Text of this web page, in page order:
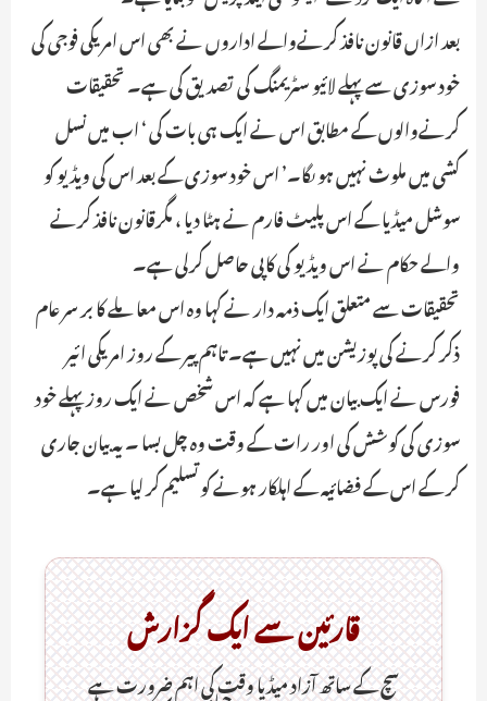
بعد ازاں قانون نافذ کرنےوالے اداروں نے بھی اس امریکی فوجی کی
خود سوزی سے پہلے لائیو سٹریمنگ کی تصدیق کی ہے۔ تحقیقات
کرنےوالوں کے مطابق اس نے ایک ہی بات کی ‘ اب میں نسل
کشی میں ملوث نہیں ہو ںگا۔’ اس خود سوزی کے بعد اس کی ویڈیو کو
سوشل میڈیا کے اس پلیٹ فارم نے ہٹا دیا ، مگرقانون نافذ کرنے
والے حکام نے اس ویڈیو کی کاپی حاصل کرلی ہے۔
تحقیقات سے متعلق ایک ذمہ دار نے کہا وہ اس معاملے کا بر سر عام
ذکر کرنے کی پوزیشن میں نہیں ہے۔ تاہم پیر کے روز امریکی ائیر
فورس نے ایک بیان میں کہا ہے کہ اس شخص نے ایک روز پہلے خود
سوزی کی کوشش کی اور رات کے وقت وہ چل بسا ۔ یہ بیان جاری
کر کے اس کے فضائیہ کے اہلکار ہونے کو تسلیم کر لیا ہے۔
قارئین سے ایک گزارش
سچ کے ساتھ آزاد میڈیا وقت کی اہم ضرورت ہےـ